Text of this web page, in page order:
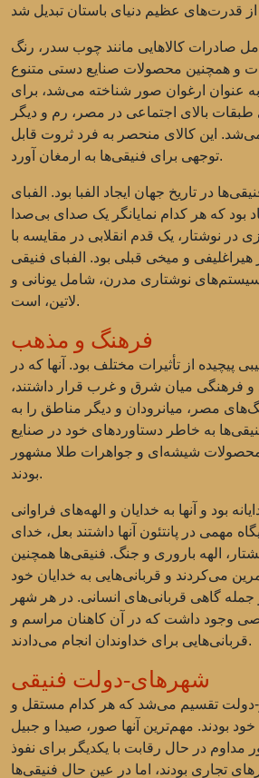
صادرات کالاهایی مانند چوب سدر، رنگ
و همچنین محصولات صنایع دستی متنوع
به عنوان ارغوان صور شناخته می‌شد، برای
بالای اجتماعی در مصر، رم و دیگر
این کالای منحصر به فرد ثروت قابل
توجهی برای فنیقی‌ها به ارمغان آورد.
در تاریخ جهان ایجاد الفبا بود. الفبای
شامل ۲۲ نماد بود که هر کدام نمایانگر یک صدای بی‌صدا
در نوشتار، یک قدم انقلابی در مقایسه با
و میخی قبلی بود. الفبای فنیقی
سیستم‌های نوشتاری مدرن، شامل یونانی و
لاتین، است.
فرهنگ و مذهب
پیچیده از تأثیرات مختلف بود. آنها که در
فرهنگی میان شرق و غرب قرار داشتند،
مصر، میانرودان و دیگر مناطق را به
به خاطر دستاوردهای خود در صنایع
شیشه‌ای و جواهرات طلا مشهور
بودند.
بود و آنها به خدایان و الهه‌های فراوانی
مهمی در پانتئون آنها داشتند بعل، خدای
الهه باروری و جنگ. فنیقی‌ها همچنین
می‌کردند و قربانی‌هایی به خدایان خود
جمله گاهی قربانی‌های انسانی. در هر شهر
وجود داشت که در آن کاهنان مراسم و
قربانی‌هایی برای خداوندان انجام می‌دادند.
شهرهای-دولت فنیقی
دولت تقسیم می‌شد که هر کدام مستقل و
بودند. مهم‌ترین آنها صور، صیدا و جبیل
مداوم در حال رقابت با یکدیگر برای نفوذ
تجاری بودند، اما در عین حال فنیقی‌ها